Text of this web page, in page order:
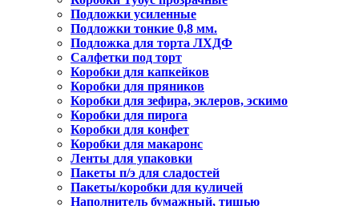
Подложки усиленные
Подложки тонкие 0,8 мм.
Подложка для торта ЛХДФ
Салфетки под торт
Коробки для капкейков
Коробки для пряников
Коробки для зефира, эклеров, эскимо
Коробки для пирога
Коробки для конфет
Коробки для макаронс
Ленты для упаковки
Пакеты п/э для сладостей
Пакеты/коробки для куличей
Наполнитель бумажный, тишью